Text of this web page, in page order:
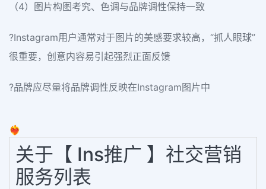
（4）图片构图考究、色调与品牌调性保持一致
?Instagram用户通常对于图片的美感要求较高，“抓人眼球”
很重要，创意内容易引起强烈正面反馈
?品牌应尽量将品牌调性反映在Instagram图片中
❤️‍🔥
关于【 Ins推广 】社交营销
服务列表